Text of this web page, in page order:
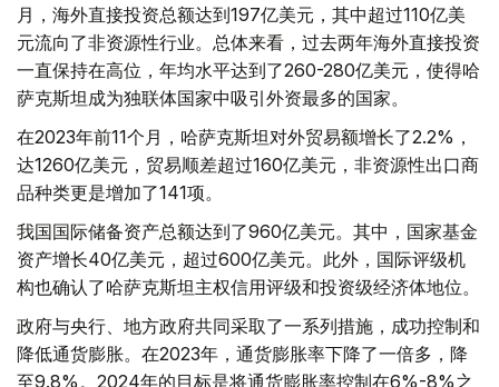
月，海外直接投资总额达到197亿美元，其中超过110亿美
元流向了非资源性行业。总体来看，过去两年海外直接投资
一直保持在高位，年均水平达到了260-280亿美元，使得哈
萨克斯坦成为独联体国家中吸引外资最多的国家。
在2023年前11个月，哈萨克斯坦对外贸易额增长了2.2%，
达1260亿美元，贸易顺差超过160亿美元，非资源性出口商
品种类更是增加了141项。
我国国际储备资产总额达到了960亿美元。其中，国家基金
资产增长40亿美元，超过600亿美元。此外，国际评级机
构也确认了哈萨克斯坦主权信用评级和投资级经济体地位。
政府与央行、地方政府共同采取了一系列措施，成功控制和
降低通货膨胀。在2023年，通货膨胀率下降了一倍多，降
至9.8%。2024年的目标是将通货膨胀率控制在6%-8%之